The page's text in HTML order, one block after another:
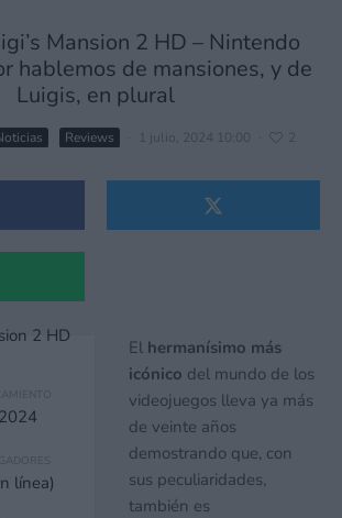
Mansion 2 HD – Nintendo
hablemos de mansiones, y de
Luigis, en plural
Reviews 1 julio, 2024 10:00 2
línea)
El hermanísimo más
icónico del mundo de los
videojuegos lleva ya más
de veinte años
demostrando que, con
sus peculiaridades,
también es